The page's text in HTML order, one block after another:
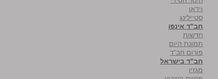
וידאו
סטיילינג
חב"ד אינפו
חדשות
תמונת היום
פורום חב"ד
חב"ד בישראל
מגזין